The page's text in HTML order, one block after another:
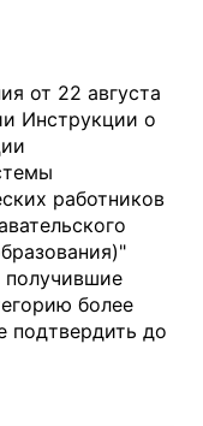
от 22 августа
Инструкции о
работников
получившие
более
подтвердить до